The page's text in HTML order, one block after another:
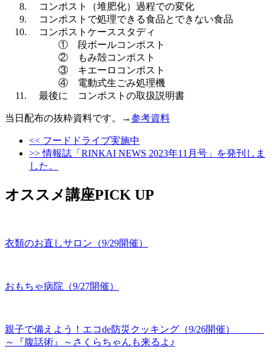
コンポスト（堆肥化）過程での変化
コンポストで処理できる食品とできない食品
コンポストケーススタディ
① 段ボールコンポスト
② もみ殻コンポスト
③ キエーロコンポスト
④ 電動式生ごみ処理機
最後に コンポストの取扱説明書
当日配布の抜粋資料です。→参考資料
<< フードドライブ実施中
>> 情報誌「RINKAI NEWS 2023年11月号」を発刊しま
した。
オススメ講座PICK UP
衣類のお直しサロン（9/29開催）
おもちゃ病院（9/27開催）
親子で備えよう！エコde防災クッキング（9/26開催）
～『腹話術』～さくらちゃんも来るよ♪